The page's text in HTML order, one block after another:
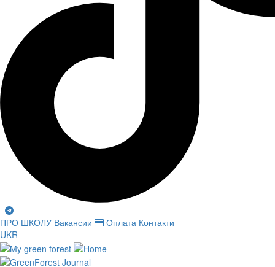
ПРО ШКОЛУ Вакансии Оплата Контакти
UKR